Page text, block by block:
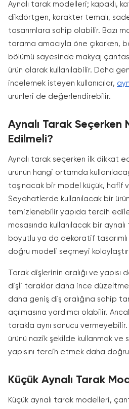
Aynalı tarak modelleri; kapaklı,
dikdörtgen, karakter temalı,
tasarımlara sahip olabilir. Bazı
tarama amacıyla öne çıkarken,
bölümü sayesinde makyaj
ürün olarak kullanılabilir. Daha
incelemek isteyen kullanıcılar,
ürünleri de değerlendirebilir.
Aynalı Tarak Seçerken
Edilmeli?
Aynalı tarak seçerken ilk dikkat
ürünün hangi ortamda
taşınacak bir model küçük, hafif
Seyahatlerde kullanılacak bir
temizlenebilir yapıda tercih
masasında kullanılacak bir
boyutlu ya da dekoratif tasarımlı
doğru modeli seçmeyi
Tarak dişlerinin aralığı ve
dişli taraklar daha ince
daha geniş diş aralığına sahip
açılmasına yardımcı olabilir.
tarakla aynı sonucu vermeyebilir.
ürünü nazik şekilde kullanmak
yapısını tercih etmek daha
Küçük Aynalı Tarak
Küçük aynalı tarak modelleri,